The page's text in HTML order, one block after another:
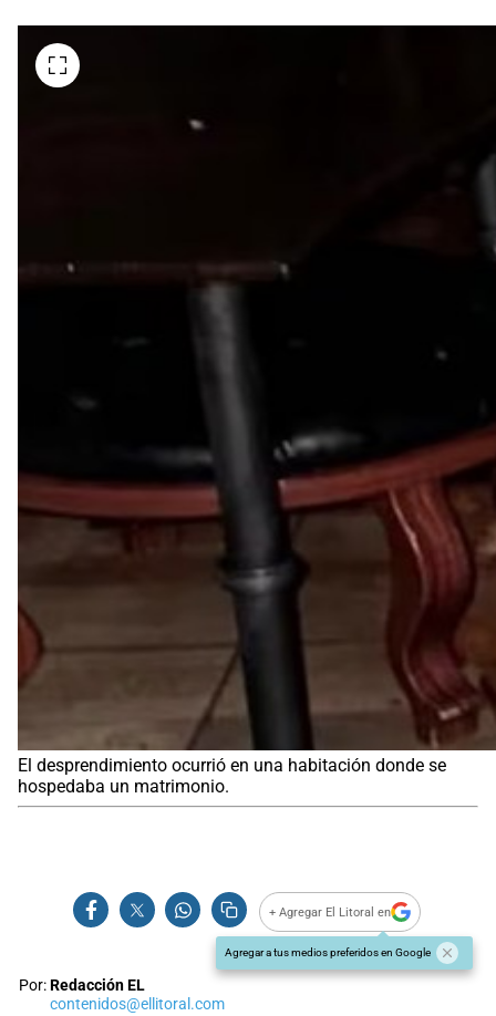
El desprendimiento ocurrió en una habitación donde se
hospedaba un matrimonio.
+ Agregar El Litoral en
Agregar a tus medios preferidos en Google
Por:Redacción EL
contenidos@ellitoral.com